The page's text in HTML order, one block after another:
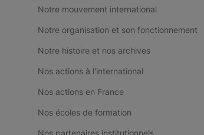
Notre mouvement international
Notre organisation et son fonctionnement
Notre histoire et nos archives
Nos actions à l'international
Nos actions en France
Nos écoles de formation
Nos partenaires institutionnels